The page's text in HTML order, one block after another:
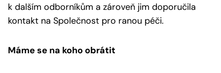
k dalším odborníkům a zároveň jim doporučila
kontakt na Společnost pro ranou péči.
Máme se na koho obrátit